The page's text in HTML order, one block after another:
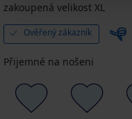
zakoupená velikost XL
Ověřený zákazník
Přijemné na nošeni